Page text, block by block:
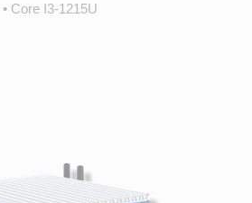
• Core I3-1215U